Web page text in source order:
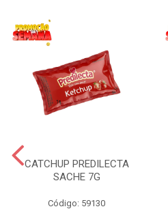
CATCHUP PREDILECTA
SACHE 7G
Código: 59130